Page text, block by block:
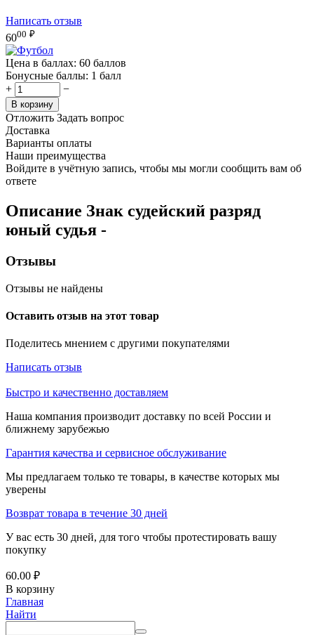
Написать отзыв
6000 ₽
Цена в баллах: 60 баллов
Бонусные баллы: 1 балл
+
−
В корзину
Отложить Задать вопрос
Доставка
Варианты оплаты
Наши преимущества
Войдите в учётную запись, чтобы мы могли сообщить вам об
ответе
Описание Знак судейский разряд
юный судья -
Отзывы
Отзывы не найдены
Оставить отзыв на этот товар
Поделитесь мнением с другими покупателями
Написать отзыв
Быстро и качественно доставляем
Наша компания производит доставку по всей России и
ближнему зарубежью
Гарантия качества и сервисное обслуживание
Мы предлагаем только те товары, в качестве которых мы
уверены
Возврат товара в течение 30 дней
У вас есть 30 дней, для того чтобы протестировать вашу
покупку
60.00 ₽
В корзину
Главная
Найти